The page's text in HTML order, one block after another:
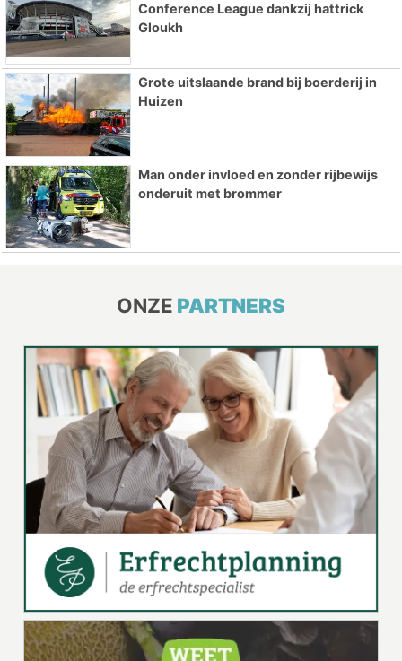
Conference League dankzij hattrick
Gloukh
Grote uitslaande brand bij boerderij in
Huizen
Man onder invloed en zonder rijbewijs
onderuit met brommer
ONZE PARTNERS